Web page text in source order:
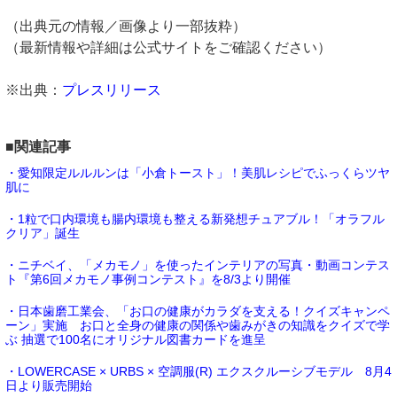
（出典元の情報／画像より一部抜粋）
（最新情報や詳細は公式サイトをご確認ください）
※出典： プレスリリース
■関連記事
・愛知限定ルルルンは「小倉トースト」！美肌レシピでふっくらツヤ
肌に
・1粒で口内環境も腸内環境も整える新発想チュアブル！「オラフル
クリア」誕生
・ニチベイ、「メカモノ」を使ったインテリアの写真・動画コンテス
ト『第6回メカモノ事例コンテスト』を8/3より開催
・日本歯磨工業会、「お口の健康がカラダを支える！クイズキャンペ
ーン」実施 お口と全身の健康の関係や歯みがきの知識をクイズで学
ぶ 抽選で100名にオリジナル図書カードを進呈
・LOWERCASE × URBS × 空調服(R) エクスクルーシブモデル 8月4
日より販売開始